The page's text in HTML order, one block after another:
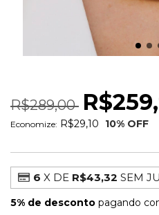
R$289,00
Economize: R$29,10 10% OFF
6 X DE R$43,32 SEM
5% de desconto pagando